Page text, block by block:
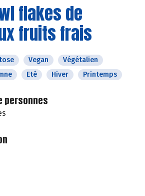
flakes de
fruits frais
Vegan
Végétalien
Eté Hiver Printemps
personnes